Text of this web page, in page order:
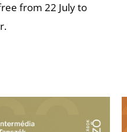
from 22 July to